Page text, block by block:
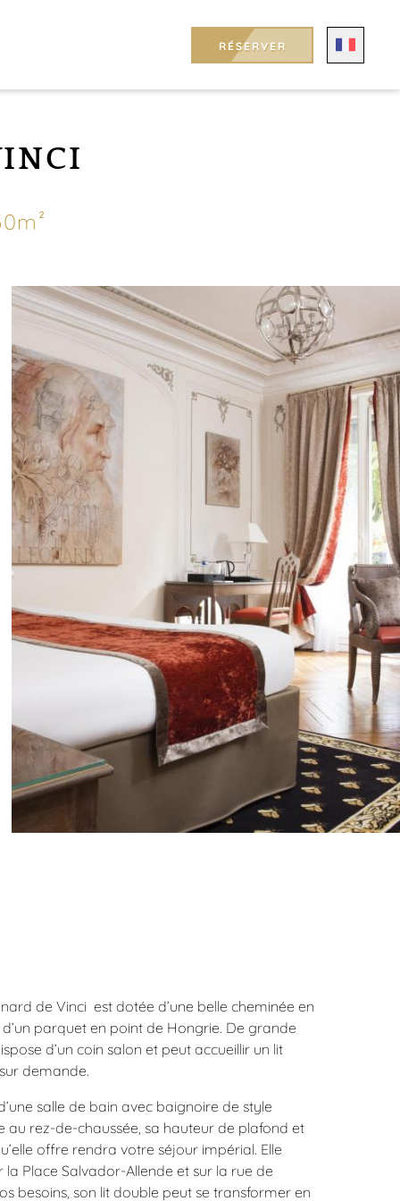
RÉSERVER
de Vinci est dotée d’une belle cheminée en
parquet en point de Hongrie. De grande
d’un coin salon et peut accueillir un lit
demande.
salle de bain avec baignoire de style
au rez-de-chaussée, sa hauteur de plafond et
offre rendra votre séjour impérial. Elle
la Place Salvador-Allende et sur la rue de
besoins, son lit double peut se transformer en